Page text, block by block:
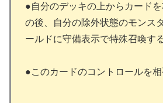
●自分のデッキの上からカード
の後、自分の除外状態のモンス
ールドに守備表示で特殊召喚する
●このカードのコントロールを相